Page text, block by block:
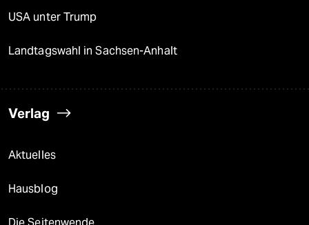
USA unter Trump
Landtagswahl in Sachsen-Anhalt
Verlag
Aktuelles
Hausblog